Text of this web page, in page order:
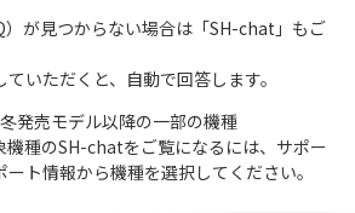
）が見つからない場合は「SH-chat 」もご
いただくと、自動で回答します。
発売モデル以降の一部の機種
機種のSH-chatをご覧になるには、サポー
ト情報から機種を選択してください。